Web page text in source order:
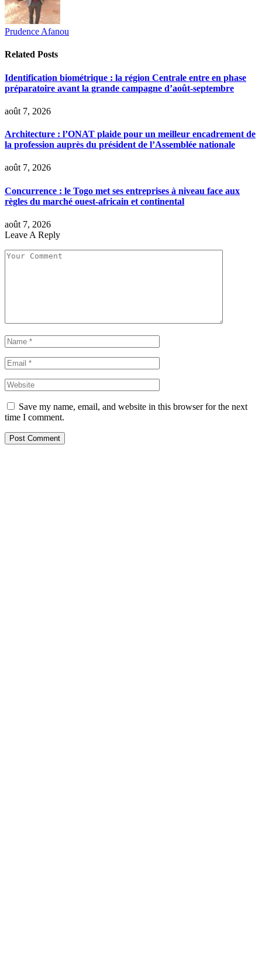
Prudence Afanou
Related Posts
Identification biométrique : la région Centrale entre en phase
préparatoire avant la grande campagne d’août-septembre
août 7, 2026
Architecture : l’ONAT plaide pour un meilleur encadrement de
la profession auprès du président de l’Assemblée nationale
août 7, 2026
Concurrence : le Togo met ses entreprises à niveau face aux
règles du marché ouest-africain et continental
août 7, 2026
Leave A Reply
Save my name, email, and website in this browser for the next
time I comment.